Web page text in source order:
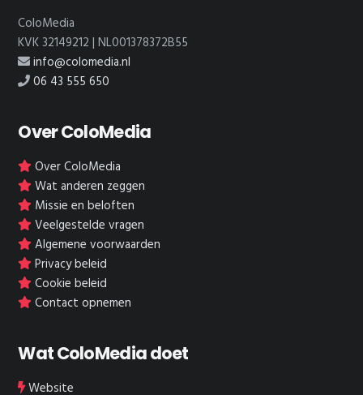
ColoMedia
KVK 32149212 | NL001378372B55
info@colomedia.nl
06 43 555 650
Over ColoMedia
Over ColoMedia
Wat anderen zeggen
Missie en beloften
Veelgestelde vragen
Algemene voorwaarden
Privacy beleid
Cookie beleid
Contact opnemen
Wat ColoMedia doet
Website